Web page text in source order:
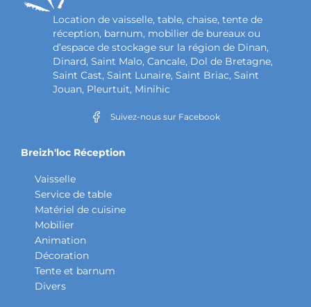
Location de vaisselle, table, chaise, tente de
réception, barnum, mobilier de bureaux ou
d’espace de stockage sur la région de Dinan,
Dinard, Saint Malo, Cancale, Dol de Bretagne,
Saint Cast, Saint Lunaire, Saint Briac, Saint
Jouan, Pleurtuit, Minihic
Suivez-nous sur Facebook
Breizh'loc Réception
Vaisselle
Service de table
Matériel de cuisine
Mobilier
Animation
Décoration
Tente et barnum
Divers